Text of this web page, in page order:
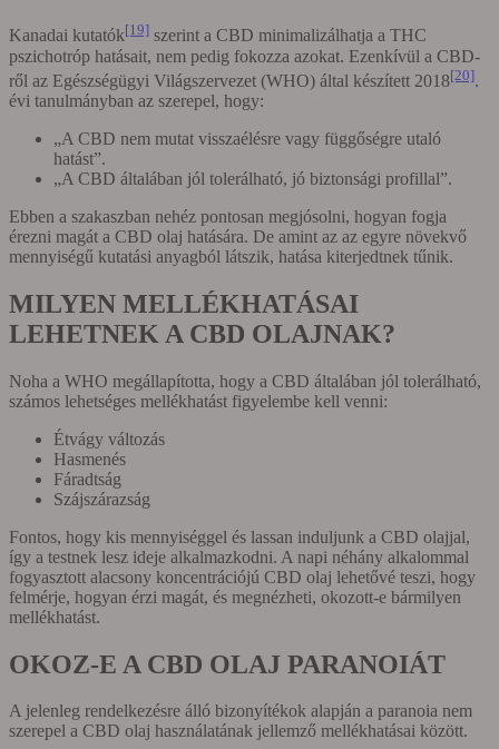
Kanadai kutatók[19] szerint a CBD minimalizálhatja a THC
pszichotróp hatásait, nem pedig fokozza azokat. Ezenkívül a CBD-
ről az Egészségügyi Világszervezet (WHO) által készített 2018[20].
évi tanulmányban az szerepel, hogy:
„A CBD nem mutat visszaélésre vagy függőségre utaló
hatást”.
„A CBD általában jól tolerálható, jó biztonsági profillal”.
Ebben a szakaszban nehéz pontosan megjósolni, hogyan fogja
érezni magát a CBD olaj hatására. De amint az az egyre növekvő
mennyiségű kutatási anyagból látszik, hatása kiterjedtnek tűnik.
MILYEN MELLÉKHATÁSAI
LEHETNEK A CBD OLAJNAK?
Noha a WHO megállapította, hogy a CBD általában jól tolerálható,
számos lehetséges mellékhatást figyelembe kell venni:
Étvágy változás
Hasmenés
Fáradtság
Szájszárazság
Fontos, hogy kis mennyiséggel és lassan induljunk a CBD olajjal,
így a testnek lesz ideje alkalmazkodni. A napi néhány alkalommal
fogyasztott alacsony koncentrációjú CBD olaj lehetővé teszi, hogy
felmérje, hogyan érzi magát, és megnézheti, okozott-e bármilyen
mellékhatást.
OKOZ-E A CBD OLAJ PARANOIÁT
A jelenleg rendelkezésre álló bizonyítékok alapján a paranoia nem
szerepel a CBD olaj használatának jellemző mellékhatásai között.